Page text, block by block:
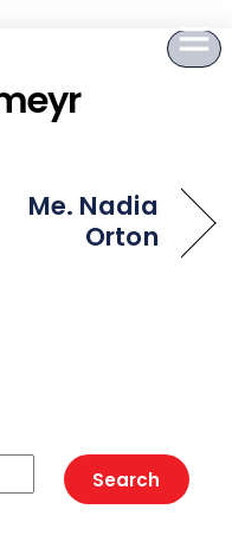
Me. Nadia
Orton
Search